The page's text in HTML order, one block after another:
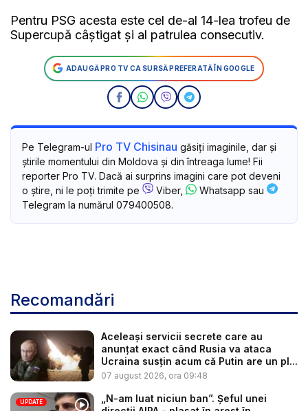
Pentru PSG acesta este cel de-al 14-lea trofeu de
Supercupă câștigat și al patrulea consecutiv.
ADAUGĂ PRO TV CA SURSĂ PREFERATĂ ÎN GOOGLE
Pe Telegram-ul Pro TV Chisinau găsiți imaginile, dar și
știrile momentului din Moldova și din întreaga lume! Fii
reporter Pro TV. Dacă ai surprins imagini care pot deveni
o știre, ni le poți trimite pe
Viber,
Whatsapp sau
Telegram la numărul 079400508.
Recomandări
Aceleași servicii secrete care au
anunțat exact când Rusia va ataca
Ucraina susțin acum că Putin are un pl...
07 august 2026, ora 09:48
UPDATE
„N-am luat niciun ban”. Șeful unei